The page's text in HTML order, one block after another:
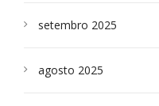
setembro 2025
agosto 2025